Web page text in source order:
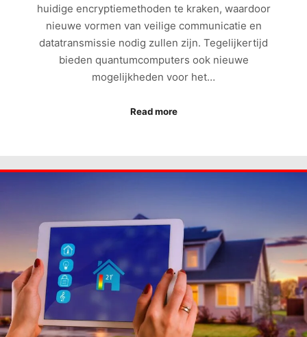
huidige encryptiemethoden te kraken, waardoor
nieuwe vormen van veilige communicatie en
datatransmissie nodig zullen zijn. Tegelijkertijd
bieden quantumcomputers ook nieuwe
mogelijkheden voor het…
Read more